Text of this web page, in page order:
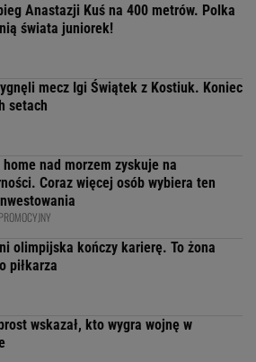
Anastazji Kuś na 400 metrów. Polka
świata juniorek!
mecz Igi Świątek z Kostiuk. Koniec
setach
home nad morzem zyskuje na
Coraz więcej osób wybiera ten
olimpijska kończy karierę. To żona
piłkarza
wskazał, kto wygra wojnę w